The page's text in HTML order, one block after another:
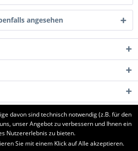
angesehen
für Patura Weide- und Stalltechnik,
davon sind technisch notwendig (z.B. für den
unser Angebot zu verbessern und Ihnen ein
Nutzererlebnis zu bieten.
Sie mit einem Klick auf Alle akzeptieren.